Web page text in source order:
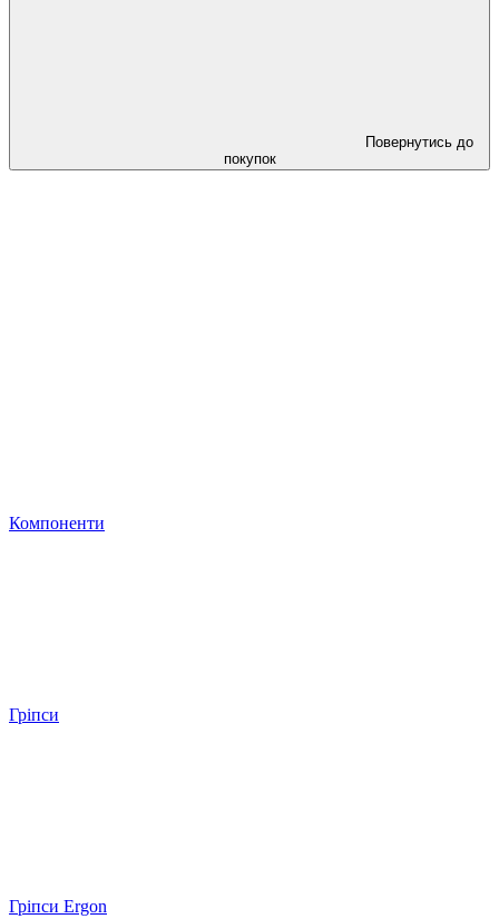
Повернутись до
покупок
Компоненти
Гріпси
Гріпси Ergon